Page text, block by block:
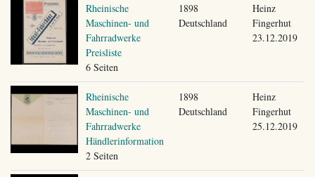
Rheinische
Maschinen- und
Fahrradwerke
Preisliste
6 Seiten
1898
Deutschland
Heinz
Fingerhut
23.12.2019
Rheinische
Maschinen- und
Fahrradwerke
Händlerinformation
2 Seiten
1898
Deutschland
Heinz
Fingerhut
25.12.2019